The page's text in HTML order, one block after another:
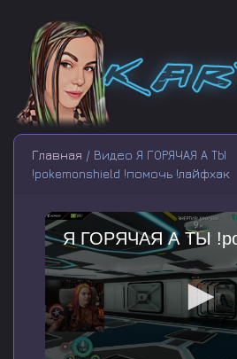
Главная / Видео Я ГОРЯЧАЯ А ТЫ
!pokemonshield !помочь !лайфхак